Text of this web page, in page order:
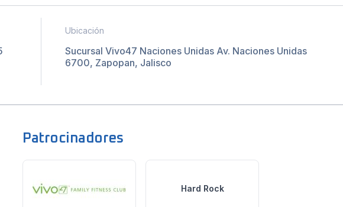
Ubicación
Sucursal Vivo47 Naciones Unidas Av. Naciones Unidas
6700, Zapopan, Jalisco
Patrocinadores
Hard Rock